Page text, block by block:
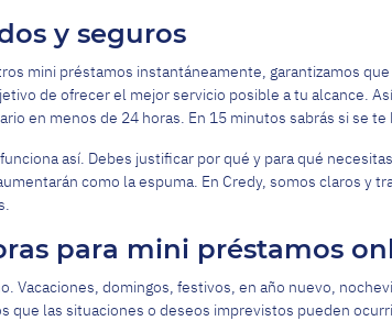
y seguros
mini préstamos instantáneamente, garantizamos
de ofrecer el mejor servicio posible a tu alcance.
en menos de 24 horas. En 15 minutos sabrás si se
así. Debes justificar por qué y para qué
como la espuma. En Credy, somos claros
para mini préstamos
Vacaciones, domingos, festivos, en año nuevo,
que las situaciones o deseos imprevistos pueden